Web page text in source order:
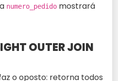
numero_pedido mostrará
OUTER JOIN
o oposto: retorna todos